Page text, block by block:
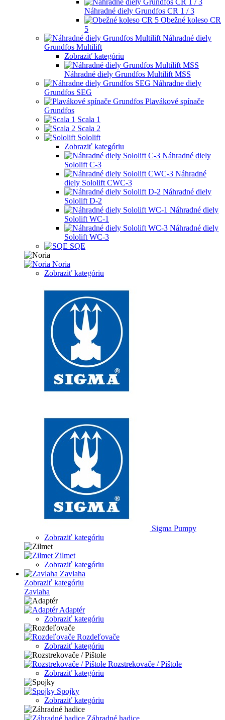
Náhradné diely Grundfos CR 1 / 3
Obežné koleso CR
5
Náhradné diely
Grundfos Multilift
Zobraziť kategóriu
Náhradné diely Grundfos Multilift MSS
Náhradne diely
Grundfos SEG
Plavákové spínače
Grundfos
Scala 1
Scala 2
Sololift
Zobraziť kategóriu
Náhradné diely
Sololift C-3
Náhradné
diely Sololift CWC-3
Náhradné diely
Sololift D-2
Náhradné diely
Sololift WC-1
Náhradné diely
Sololift WC-3
SQE
Noria
Zobraziť kategóriu
Sigma Pumpy
Zobraziť kategóriu
Zilmet
Zobraziť kategóriu
Zavlaha
Zobraziť kategóriu
Zavlaha
Adaptér
Zobraziť kategóriu
Rozdeľovače
Zobraziť kategóriu
Rozstrekovače / Pištole
Zobraziť kategóriu
Spojky
Zobraziť kategóriu
Záhradné hadice